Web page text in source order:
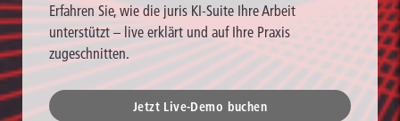
Erfahren Sie, wie die juris KI-Suite Ihre Arbeit
unterstützt – live erklärt und auf Ihre Praxis
zugeschnitten.
Jetzt Live-Demo buchen